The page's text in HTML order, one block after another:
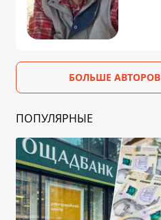
БОЛЬШЕ АВТОРОВ
ПОПУЛЯРНЫЕ